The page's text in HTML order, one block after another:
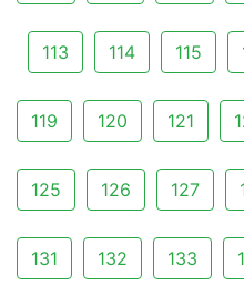
113 114 115
119 120 121
125 126 127
131 132 133